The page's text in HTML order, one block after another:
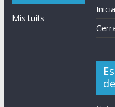
Mis tuits